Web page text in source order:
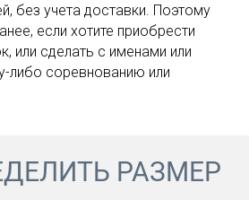
без учета доставки. Поэтому
если хотите приобрести
или сделать с именами или
либо соревнованию или
РАЗМЕР